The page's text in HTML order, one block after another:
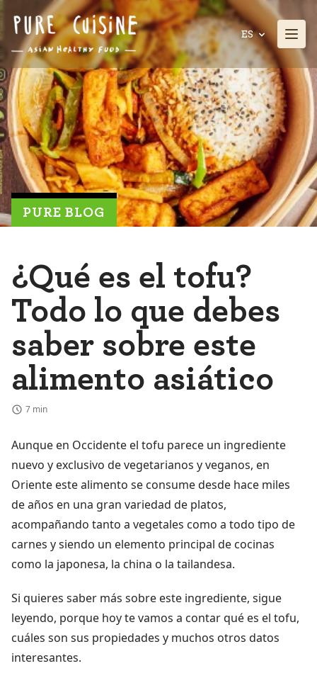
ES
PURE BLOG
¿Qué es el tofu?
Todo lo que debes
saber sobre este
alimento asiático
7 min
Aunque en Occidente el tofu parece un ingrediente
nuevo y exclusivo de vegetarianos y veganos, en
Oriente este alimento se consume desde hace miles
de años en una gran variedad de platos,
acompañando tanto a vegetales como a todo tipo de
carnes y siendo un elemento principal de cocinas
como la japonesa, la china o la tailandesa.
Si quieres saber más sobre este ingrediente, sigue
leyendo, porque hoy te vamos a contar qué es el tofu,
cuáles son sus propiedades y muchos otros datos
interesantes.